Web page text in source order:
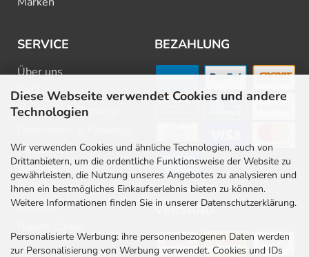
Diese Webseite verwendet Cookies und andere
Technologien
Wir verwenden Cookies und ähnliche Technologien, auch von
Drittanbietern, um die ordentliche Funktionsweise der Website zu
gewährleisten, die Nutzung unseres Angebotes zu analysieren und
Ihnen ein bestmögliches Einkaufserlebnis bieten zu können.
Weitere Informationen finden Sie in unserer Datenschutzerklärung.
Personalisierte Werbung: ihre personenbezogenen Daten werden
zur Personalisierung von Werbung verwendet. Cookies und IDs
SERVICE
Über uns
FAQ
Beratung & Planung
Newsletter
Barrierefreiheit
Stellenangebote
Kontakt
BEZAHLUNG
VERSAND